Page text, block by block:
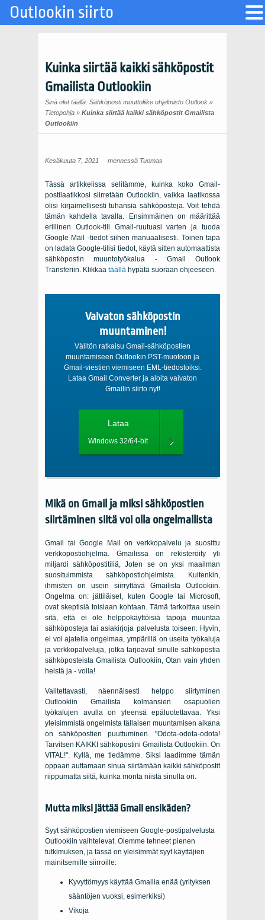
Kuinka siirtää kaikki sähköpostit
Gmailista Outlookiin
Sinä olet täällä: Sähköposti muuttoliike ohjelmisto Outlook »
Tietopohja » Kuinka siirtää kaikki sähköpostit Gmailista
Outlookiin
Kesäkuuta 7, 2021 mennessä Tuomas
Tässä artikkelissa selitämme, kuinka koko Gmail-
postilaatikkosi siirretään Outlookiin, vaikka laatikossa
olisi kirjaimellisesti tuhansia sähköposteja. Voit tehdä
tämän kahdella tavalla. Ensimmäinen on määrittää
erillinen Outlook-tili Gmail-ruutuasi varten ja tuoda
Google Mail -tiedot siihen manuaalisesti. Toinen tapa
on ladata Google-tilisi tiedot, käytä sitten automaattista
sähköpostin muuntotyökalua - Gmail Outlook
Transferiin. Klikkaa täällä hypätä suoraan ohjeeseen.
Vaivaton sähköpostin
muuntaminen!
Välitön ratkaisu Gmail-sähköpostien
muuntamiseen Outlookin PST-muotoon ja
Gmail-viestien viemiseen EML-tiedostoiksi.
Lataa Gmail Converter ja aloita vaivaton
Gmailin siirto nyt!
Lataa
Windows 32/64-bit
Mikä on Gmail ja miksi sähköpostien
siirtäminen siitä voi olla ongelmallista
Gmail tai Google Mail on verkkopalvelu ja suosittu
verkkopostiohjelma. Gmailissa on rekisteröity yli
miljardi sähköpostitiliä, Joten se on yksi maailman
suosituimmista sähköpostiohjelmista. Kuitenkin,
ihmisten on usein siirryttävä Gmailista Outlookiin.
Ongelma on: jättiläiset, kuten Google tai Microsoft,
ovat skeptisiä toisiaan kohtaan. Tämä tarkoittaa usein
sitä, että ei ole helppokäyttöisiä tapoja muuntaa
sähköposteja tai asiakirjoja palvelusta toiseen. Hyvin,
ei voi ajatella ongelmaa, ympärillä on useita työkaluja
ja verkkopalveluja, jotka tarjoavat sinulle sähköpostia
sähköposteista Gmailista Outlookiin, Otan vain yhden
heistä ja - voila!
Valitettavasti, näennäisesti helppo siirtyminen
Outlookiin Gmailista kolmansien osapuolien
työkalujen avulla on yleensä epäluotettavaa. Yksi
yleisimmistä ongelmista tällaisen muuntamisen aikana
on sähköpostien puuttuminen. "Odota-odota-odota!
Tarvitsen KAIKKI sähköpostini Gmailista Outlookiin. On
VITAL!". Kyllä, me tiedämme. Siksi laadimme tämän
oppaan auttamaan sinua siirtämään kaikki sähköpostit
riippumatta siitä, kuinka monta niistä sinulla on.
Mutta miksi jättää Gmail ensikäden?
Syyt sähköpostien viemiseen Google-postipalvelusta
Outlookiin vaihtelevat. Olemme tehneet pienen
tutkimuksen, ja tässä on yleisimmät syyt käyttäjien
mainitsemille siirroille:
Kyvyttömyys käyttää Gmailia enää (yrityksen
sääntöjen vuoksi, esimerkiksi)
Vikoja
Outlookin siirto